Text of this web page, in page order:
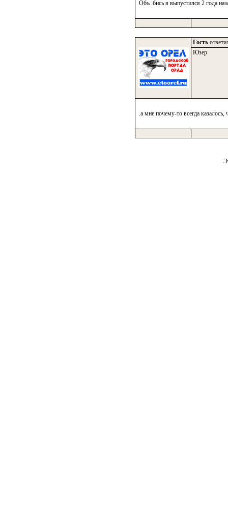
Объ .бись я выпустился 2 года
Гость
Юзер
.а мне почему-то всегда